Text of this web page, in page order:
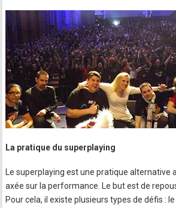
La pratique du superplaying
Le superplaying est une pratique alternative
axée sur la performance. Le but est de
Pour cela, il existe plusieurs types de défis :